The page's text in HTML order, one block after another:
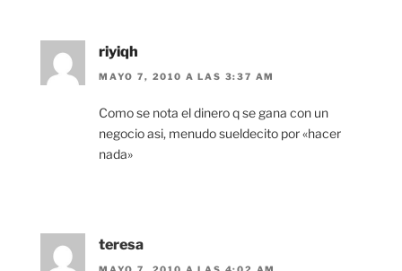
riyiqh
MAYO 7, 2010 A LAS 3:37 AM
Como se nota el dinero q se gana con un
negocio asi, menudo sueldecito por «hacer
nada»
teresa